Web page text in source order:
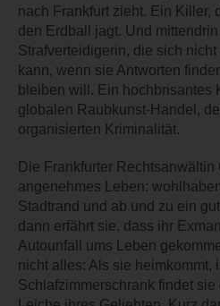
nach Frankfurt zieht. Ein Killer,
den Erdball jagt. Und
Strafverteidigerin, die sich
kann, wenn sie Antworten
bleiben will. Ein hochbrisantes
globalen Raubkunst-Handel,
organisierten Kriminalität.
Die Frankfurter Rechtsanwältin
angenehmes Leben:
Stadtrand und ab und zu ein
dann erfährt sie, dass ihr
Autounfall ums Leben
nicht alles: Als sie heimkommt,
Schlafzimmerschrank findet